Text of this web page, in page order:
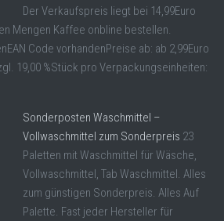
Der Verkaufspreis liegt bei 14,99Euro
Mengen Kaffee onbline bestellen.
Code vorhandenPreise ab: ab 2,99Euro
19,00 %Stück pro Verpackungseinheiten:
Sonderposten Waschmittel –
Vollwaschmittel zum Sonderpreis 23
Paletten mit Waschmittel für Wäsche,
Vollwaschmittel, Tab Waschmittel. Alles
zum günstigen Sonderpreis. Alles Auf
Palette. Fast jeder Hersteller für